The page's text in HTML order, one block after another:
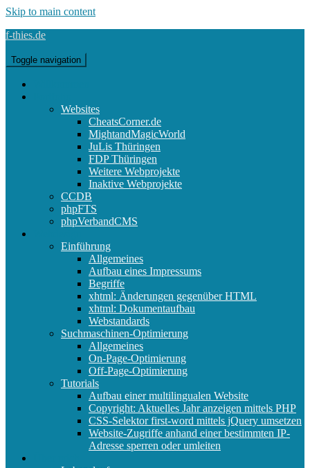
Skip to main content
f-thies.de
Toggle navigation
Websites
CheatsCorner.de
MightandMagicWorld
JuLis Thüringen
FDP Thüringen
Weitere Webprojekte
Inaktive Webprojekte
CCDB
phpFTS
phpVerbandCMS
Einführung
Allgemeines
Aufbau eines Impressums
Begriffe
xhtml: Änderungen gegenüber HTML
xhtml: Dokumentaufbau
Webstandards
Suchmaschinen-Optimierung
Allgemeines
On-Page-Optimierung
Off-Page-Optimierung
Tutorials
Aufbau einer multilingualen Website
Copyright: Aktuelles Jahr anzeigen mittels PHP
CSS-Selektor first-word mittels jQuery umsetzen
Website-Zugriffe anhand einer bestimmten IP-
Adresse sperren oder umleiten